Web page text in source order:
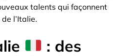
talents qui façonnent
l’Italie.
: des